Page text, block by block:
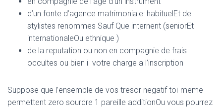
d’un fonte d’agence matrimoniale: habituelEt de
stylistes renommes Sauf Que internent (seniorEt
internationaleOu ethnique )
de la reputation ou non en compagnie de frais
occultes ou bien i votre charge a l’inscription
Suppose que l’ensemble de vos tresor negatif toi-meme
permettent zero sourdre 1 pareille additionOu vous pourrez